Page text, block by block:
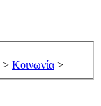
> Κοινωνία >